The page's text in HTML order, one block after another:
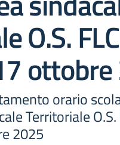
O.S.
orario
Territoriale O.S.
2025